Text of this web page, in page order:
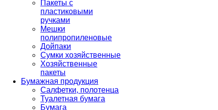
Пакеты с
пластиковыми
ручками
Мешки
полипропиленовые
Дойпаки
Сумки хозяйственные
Хозяйственные
пакеты
Бумажная продукция
Салфетки, полотенца
Туалетная бумага
Бумага